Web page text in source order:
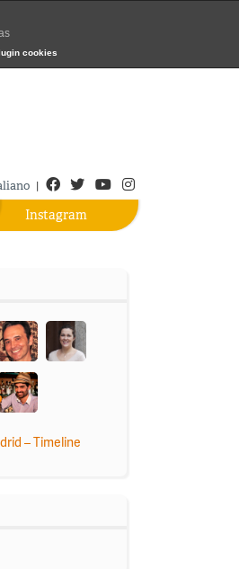
cookies
| Facebook
TwitterYoutube
Instagram
Instagram
– Timeline